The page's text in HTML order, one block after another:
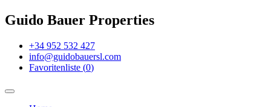
Guido Bauer Properties
+34 952 532 427
info@guidobauersl.com
Favoritenliste (0)